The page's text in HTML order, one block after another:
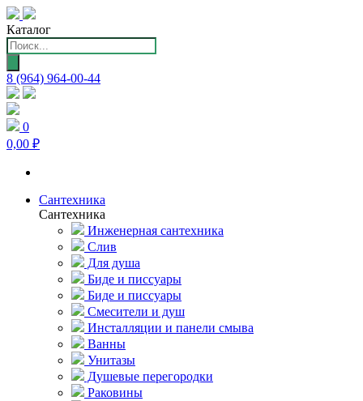
Каталог
Поиск
товаров
8 (964) 964-00-44
0
0,00 ₽
Сантехника
Сантехника
Инженерная сантехника
Слив
Для душа
Биде и писсуары
Биде и писсуары
Смесители и душ
Инсталляции и панели смыва
Ванны
Унитазы
Душевые перегородки
Раковины